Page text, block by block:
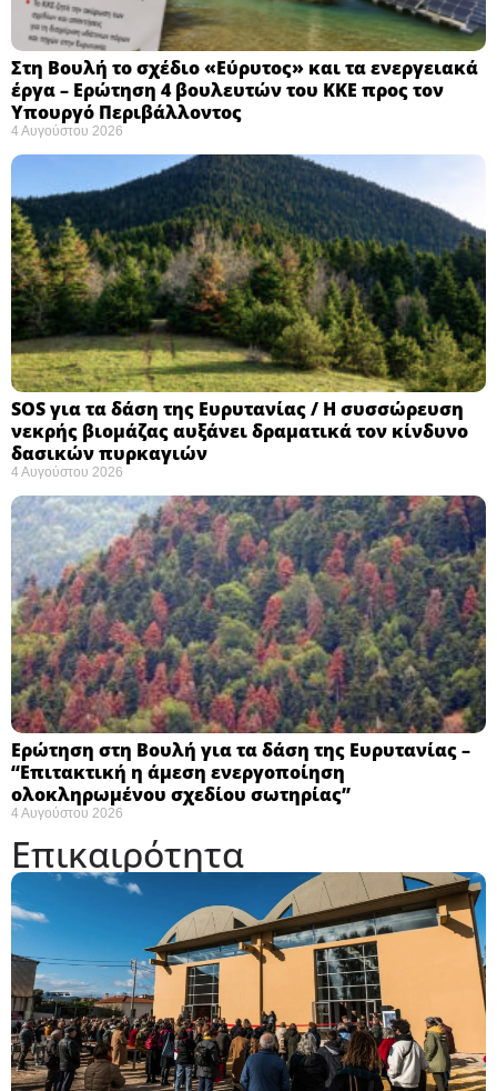
Στη Βουλή το σχέδιο «Εύρυτος» και τα ενεργειακά
έργα – Ερώτηση 4 βουλευτών του ΚΚΕ προς τον
Υπουργό Περιβάλλοντος
4 Αυγούστου 2026
SOS για τα δάση της Ευρυτανίας / Η συσσώρευση
νεκρής βιομάζας αυξάνει δραματικά τον κίνδυνο
δασικών πυρκαγιών
4 Αυγούστου 2026
Ερώτηση στη Βουλή για τα δάση της Ευρυτανίας –
“Eπιτακτική η άμεση ενεργοποίηση
ολοκληρωμένου σχεδίου σωτηρίας”
4 Αυγούστου 2026
Επικαιρότητα